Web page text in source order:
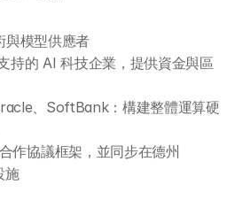
與模型供應者
持的 AI 科技企業，提供資金與區
、SoftBank：構建整體運算硬
協議框架，並同步在德州
施